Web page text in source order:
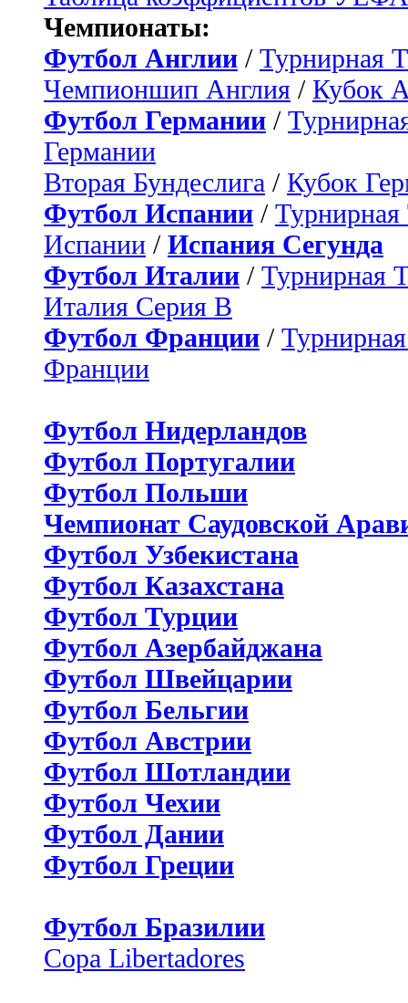
Чемпионаты:
Футбол Англии / Турнирная
Чемпионшип Англия / Кубок
Футбол Германии /
Германии
Вторая Бундеслига / Кубок
Футбол Испании / Турнирная
Испании / Испания Сегунда
Футбол Италии / Турнирная
Италия Серия B
Футбол Франции /
Франции
Футбол Нидерландов
Футбол Португалии
Футбол Польши
Чемпионат Саудовской
Футбол Узбекистана
Футбол Казахстана
Футбол Турции
Футбол Азербайджана
Футбол Швейцарии
Футбол Бельгии
Футбол Австрии
Футбол Шотландии
Футбол Чехии
Футбол Дании
Футбол Греции
Футбол Бразилии
Copa Libertadores